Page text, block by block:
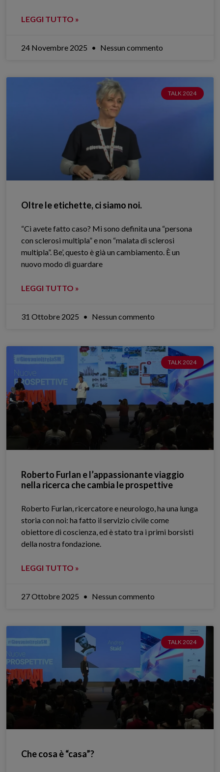
LEGGI TUTTO »
24 Novembre 2025 Nessun commento
TALK 2024
Oltre le etichette, ci siamo noi.
“Ci avete fatto caso? Mi sono definita una “persona
con sclerosi multipla” e non “malata di sclerosi
multipla”. Be’, questo è già un cambiamento. È un
nuovo modo di guardare
LEGGI TUTTO »
31 Ottobre 2025 Nessun commento
TALK 2024
Roberto Furlan e l’appassionante viaggio
nella ricerca che cambia le prospettive
Roberto Furlan, ricercatore e neurologo, ha una lunga
storia con noi: ha fatto il servizio civile come
obiettore di coscienza, ed è stato tra i primi borsisti
della nostra fondazione.
LEGGI TUTTO »
27 Ottobre 2025 Nessun commento
TALK 2024
Che cosa è “casa”?